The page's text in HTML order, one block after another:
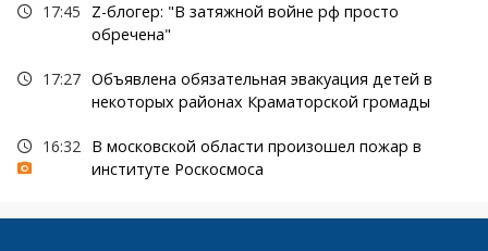
17:45
Z-блогер: "В затяжной войне рф просто
обречена"
17:27 Объявлена обязательная эвакуация детей в
некоторых районах Краматорской громады
16:32 В московской области произошел пожар в
институте Роскосмоса